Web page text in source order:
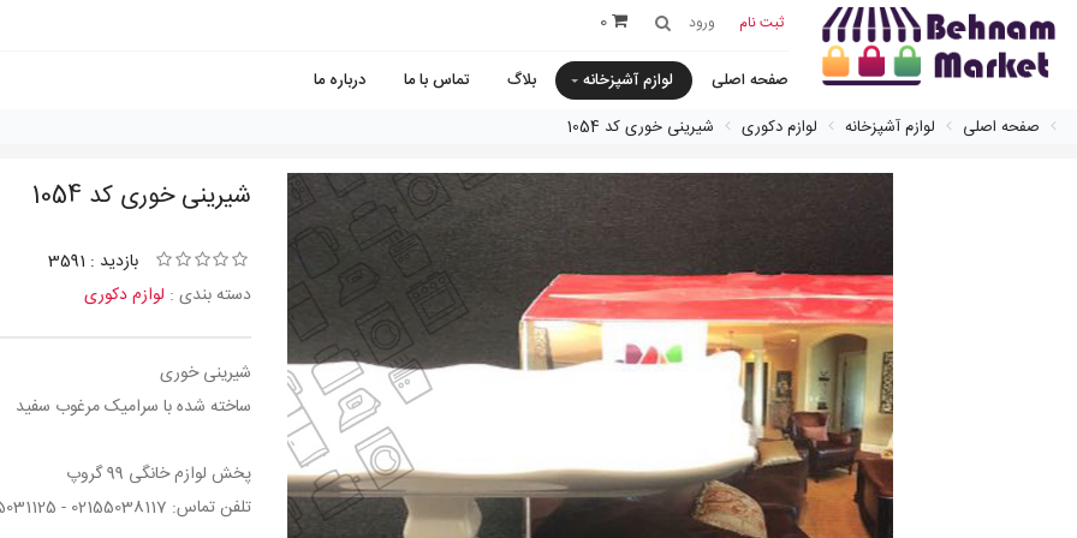
ثبت نام ورود 0
صفحه اصلی لوازم آشپزخانه بلاگ تماس با ما
درباره ما
صفحه اصلی
لوازم آشپزخانه لوازم دکوری شيرينی خوری کد 1054
شيرينی خوری کد 1054
بازدید : 3591
دسته بندی : لوازم دکوری
شيرينی خوری
ساخته شده با سرامیک مرغوب سفید
پخش لوازم خانگی 99 گروپ
تلفن تماس: 02155038117 - 02155031125